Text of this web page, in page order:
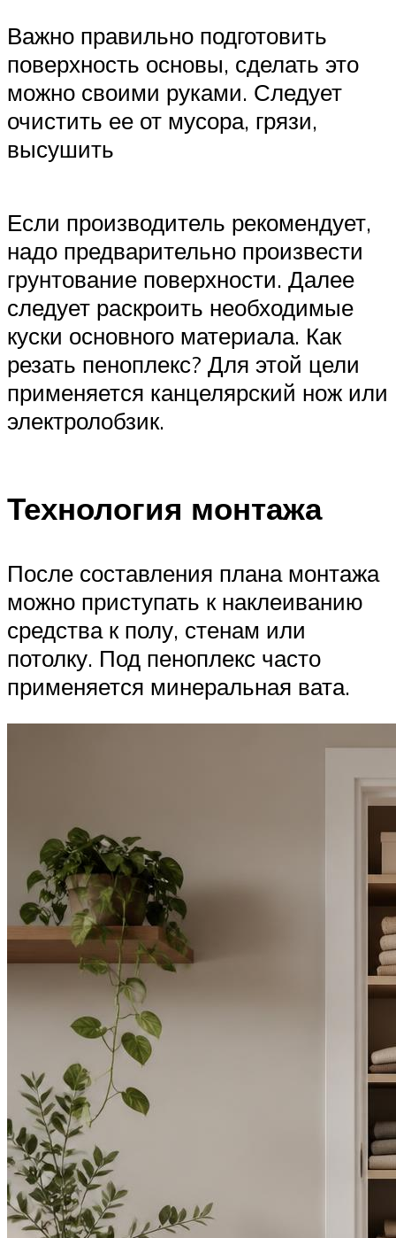
Важно правильно подготовить
поверхность основы, сделать это
можно своими руками. Следует
очистить ее от мусора, грязи,
высушить
Если производитель рекомендует,
надо предварительно произвести
грунтование поверхности. Далее
следует раскроить необходимые
куски основного материала. Как
резать пеноплекс? Для этой цели
применяется канцелярский нож или
электролобзик.
Технология монтажа
После составления плана монтажа
можно приступать к наклеиванию
средства к полу, стенам или
потолку. Под пеноплекс часто
применяется минеральная вата.